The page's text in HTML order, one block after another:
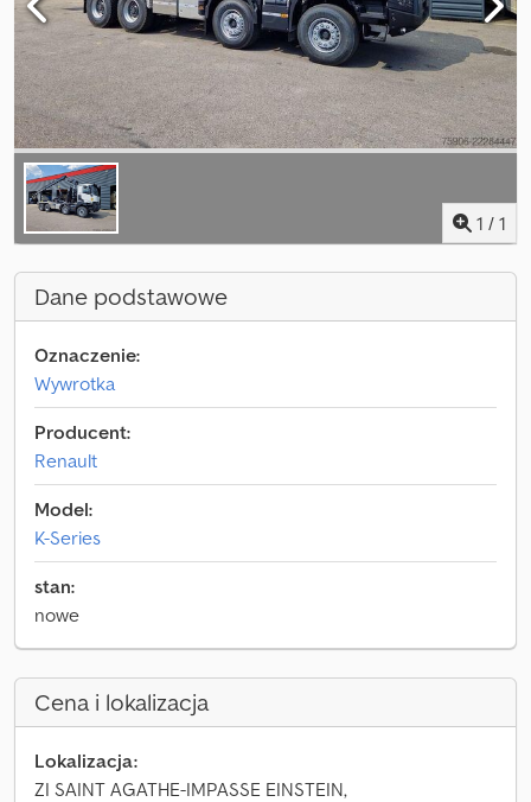
1 / 1
Dane podstawowe
Oznaczenie:
Wywrotka
Producent:
Renault
Model:
K-Series
stan:
nowe
Cena i lokalizacja
Lokalizacja:
ZI SAINT AGATHE-IMPASSE EINSTEIN,